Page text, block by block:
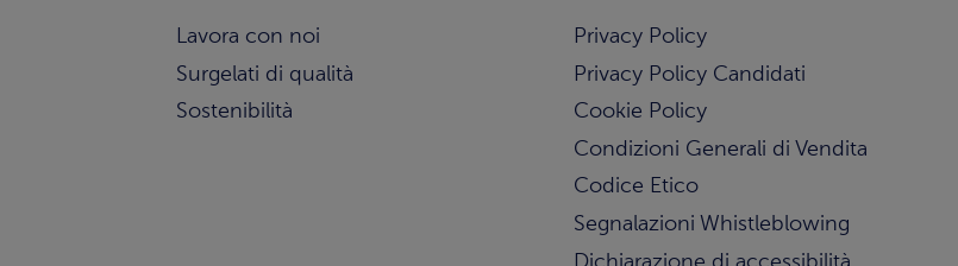
Lavora con noi
Surgelati di qualità
Sostenibilità
Privacy Policy
Privacy Policy Candidati
Cookie Policy
Condizioni Generali di Vendita
Codice Etico
Segnalazioni Whistleblowing